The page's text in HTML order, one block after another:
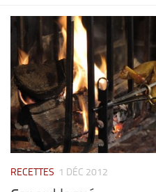
RECETTES 1 DÉC 2012